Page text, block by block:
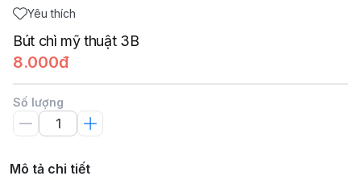
Yêu thích
Bút chì mỹ thuật 3B
8.000đ
Số lượng
Mô tả chi tiết